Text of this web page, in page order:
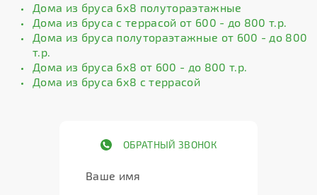
Дома из бруса 6х8 полутораэтажные
Дома из бруса с террасой от 600 - до 800 т.р.
Дома из бруса полутораэтажные от 600 - до 800
т.р.
Дома из бруса 6х8 от 600 - до 800 т.р.
Дома из бруса 6х8 с террасой
ОБРАТНЫЙ ЗВОНОК
Ваше имя